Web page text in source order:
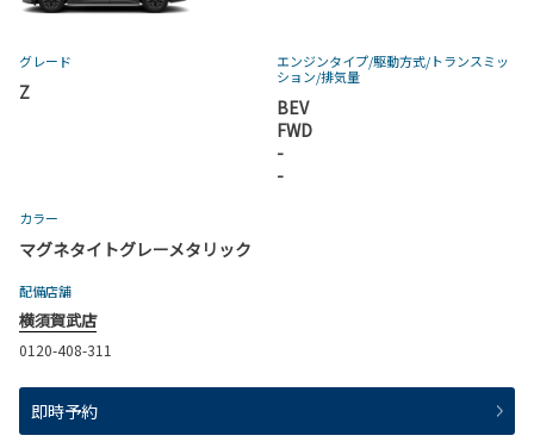
グレード
Z
エンジンタイプ/駆動方式/トランスミッ
ション/排気量
BEV
FWD
-
-
カラー
マグネタイトグレーメタリック
配備店舗
横須賀武店
0120-408-311
即時予約